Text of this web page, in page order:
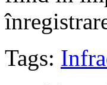
Tags: